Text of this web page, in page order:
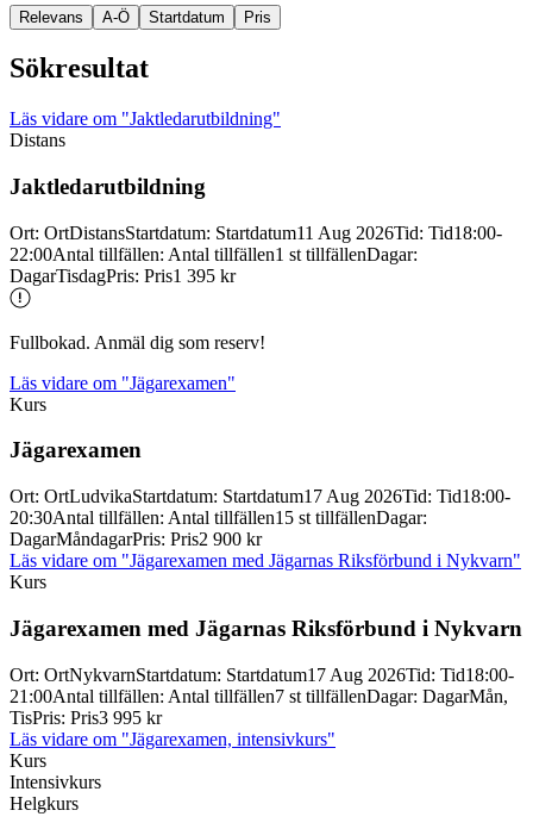
Relevans A-Ö Startdatum Pris
Sökresultat
Läs vidare om "Jaktledarutbildning"
Distans
Jaktledarutbildning
Ort: OrtDistansStartdatum: Startdatum11 Aug 2026Tid: Tid18:00-
22:00Antal tillfällen: Antal tillfällen1 st tillfällenDagar:
DagarTisdagPris: Pris1 395 kr
Fullbokad. Anmäl dig som reserv!
Läs vidare om "Jägarexamen"
Kurs
Jägarexamen
Ort: OrtLudvikaStartdatum: Startdatum17 Aug 2026Tid: Tid18:00-
20:30Antal tillfällen: Antal tillfällen15 st tillfällenDagar:
DagarMåndagarPris: Pris2 900 kr
Läs vidare om "Jägarexamen med Jägarnas Riksförbund i Nykvarn"
Kurs
Jägarexamen med Jägarnas Riksförbund i Nykvarn
Ort: OrtNykvarnStartdatum: Startdatum17 Aug 2026Tid: Tid18:00-
21:00Antal tillfällen: Antal tillfällen7 st tillfällenDagar: DagarMån,
TisPris: Pris3 995 kr
Läs vidare om "Jägarexamen, intensivkurs"
Kurs
Intensivkurs
Helgkurs